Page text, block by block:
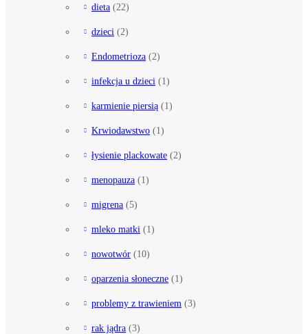
dieta (22)
dzieci (2)
Endometrioza (2)
infekcja u dzieci (1)
karmienie piersią (1)
Krwiodawstwo (1)
łysienie plackowate (2)
menopauza (1)
migrena (5)
mleko matki (1)
nowotwór (10)
oparzenia słoneczne (1)
problemy z trawieniem (3)
rak jądra (3)